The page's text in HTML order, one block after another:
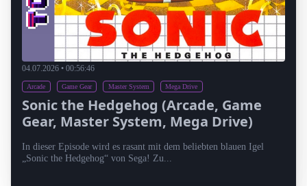
04.07.2026 • 00:56:46
Arcade Game Gear Master System Mega Drive
Sonic the Hedgehog (Arcade, Game
Gear, Master System, Mega Drive)
In dieser Episode wird es rasant mit dem beliebten blauen Igel
„Sonic the Hedgehog“ von Sega! Zu...